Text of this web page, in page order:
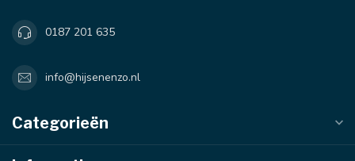
0187 201 635
info@hijsenenzo.nl
Categorieën